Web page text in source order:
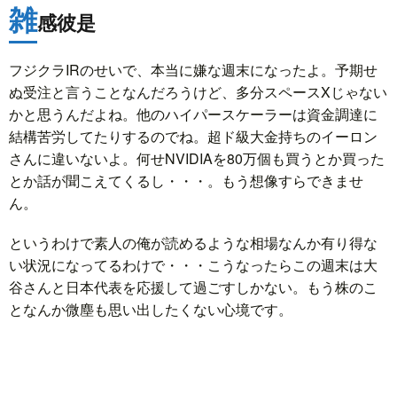
雑感彼是
フジクラIRのせいで、本当に嫌な週末になったよ。予期せ
ぬ受注と言うことなんだろうけど、多分スペースXじゃない
かと思うんだよね。他のハイパースケーラーは資金調達に
結構苦労してたりするのでね。超ド級大金持ちのイーロン
さんに違いないよ。何せNVIDIAを80万個も買うとか買った
とか話が聞こえてくるし・・・。もう想像すらできませ
ん。
というわけで素人の俺が読めるような相場なんか有り得な
い状況になってるわけで・・・こうなったらこの週末は大
谷さんと日本代表を応援して過ごすしかない。もう株のこ
となんか微塵も思い出したくない心境です。